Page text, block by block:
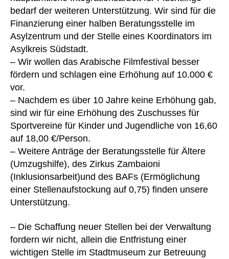
bedarf der weiteren Unterstützung. Wir sind für die
Finanzierung einer halben Beratungsstelle im
Asylzentrum und der Stelle eines Koordinators im
Asylkreis Südstadt.
– Wir wollen das Arabische Filmfestival besser
fördern und schlagen eine Erhöhung auf 10.000 €
vor.
– Nachdem es über 10 Jahre keine Erhöhung gab,
sind wir für eine Erhöhung des Zuschusses für
Sportvereine für Kinder und Jugendliche von 16,60
auf 18,00 €/Person.
– Weitere Anträge der Beratungsstelle für Ältere
(Umzugshilfe), des Zirkus Zambaioni
(Inklusionsarbeit)und des BAFs (Ermöglichung
einer Stellenaufstockung auf 0,75) finden unsere
Unterstützung.
– Die Schaffung neuer Stellen bei der Verwaltung
fordern wir nicht, allein die Entfristung einer
wichtigen Stelle im Stadtmuseum zur Betreuung